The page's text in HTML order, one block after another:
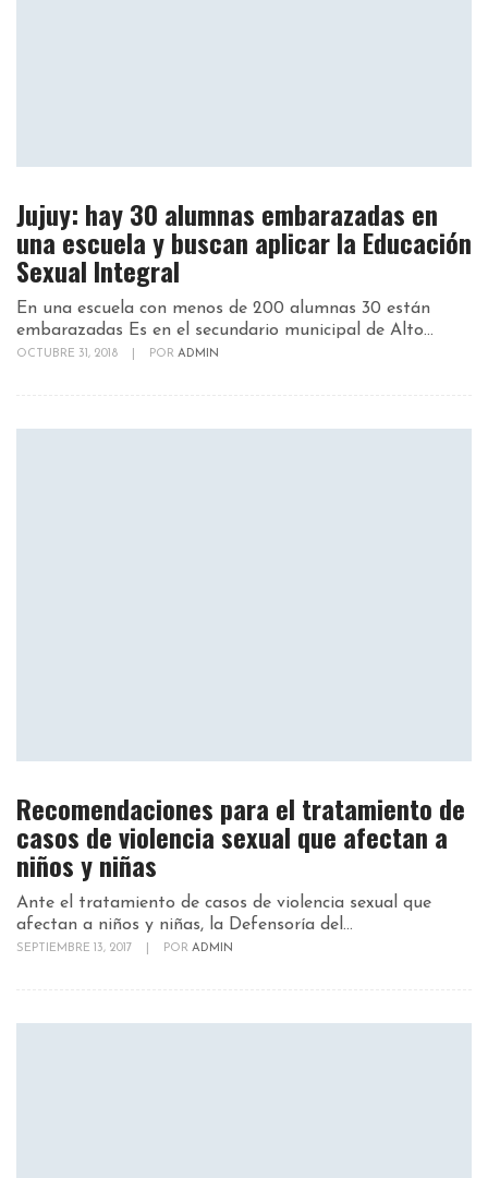
Jujuy: hay 30 alumnas embarazadas en
una escuela y buscan aplicar la Educación
Sexual Integral
En una escuela con menos de 200 alumnas 30 están
embarazadas Es en el secundario municipal de Alto...
OCTUBRE 31, 2018 POR ADMIN
Recomendaciones para el tratamiento de
casos de violencia sexual que afectan a
niños y niñas
Ante el tratamiento de casos de violencia sexual que
afectan a niños y niñas, la Defensoría del...
SEPTIEMBRE 13, 2017 POR ADMIN